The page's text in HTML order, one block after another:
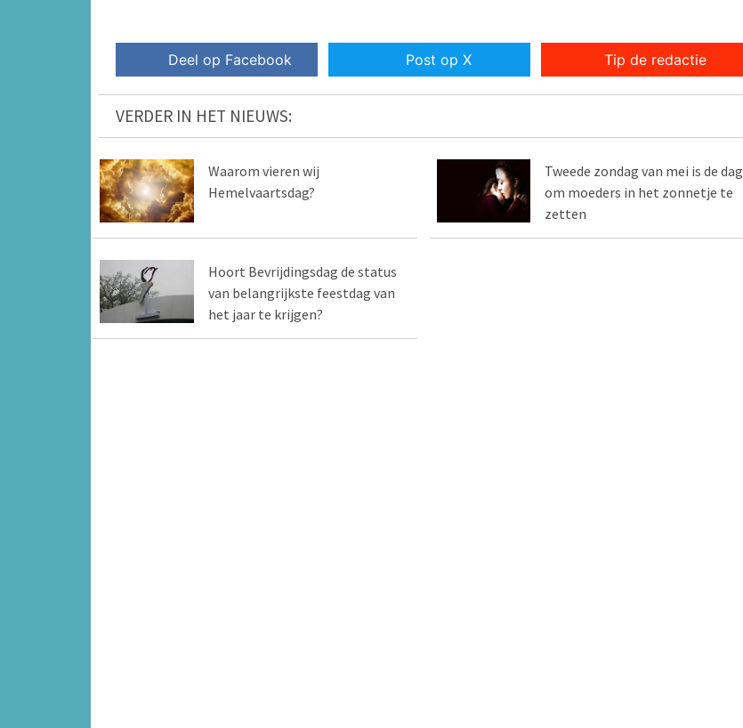
Deel op Facebook Post op X Tip de redactie
VERDER IN HET NIEUWS:
Waarom vieren wij
Hemelvaartsdag?
Tweede zondag van mei is de dag
om moeders in het zonnetje te
zetten
Hoort Bevrijdingsdag de status
van belangrijkste feestdag van
het jaar te krijgen?